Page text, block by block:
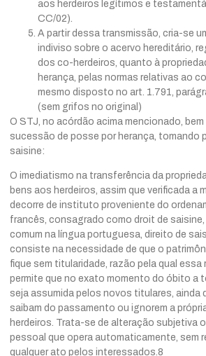
aos herdeiros legítimos e
CC/02).
A partir dessa transmissão, cria-se
indiviso sobre o acervo hereditário,
dos co-herdeiros, quanto à
herança, pelas normas relativas ao
mesmo disposto no art. 1.791,
(sem grifos no original)
O STJ, no acórdão acima mencionado,
sucessão de posse por herança, tomando
saisine:
O imediatismo na transferência da
bens aos herdeiros, assim que verificada a
decorre de instituto proveniente do
francês, consagrado como droit de
comum na língua portuguesa, direito de
consiste na necessidade de que o
fique sem titularidade, razão pela qual essa
permite que no exato momento do óbito a
seja assumida pelos novos titulares, ainda
saibam do passamento ou ignorem a
herdeiros. Trata-se de alteração subjetiva
pessoal que opera automaticamente, sem
qualquer ato pelos interessados.8